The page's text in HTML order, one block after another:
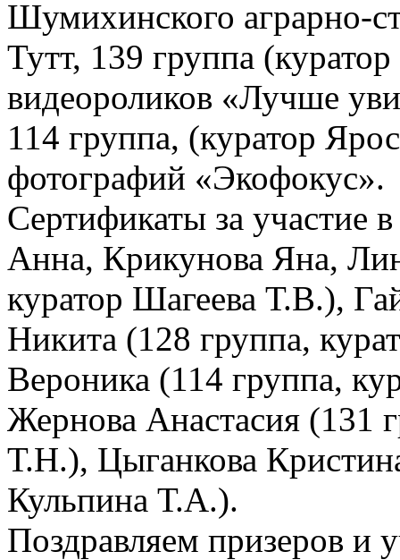
Шумихинского аграрно-
Тутт, 139 группа
видеороликов «Лучше
114 группа, (куратор
фотографий «Экофокус».
Сертификаты за участие
Анна, Крикунова Яна,
куратор Шагеева Т.В.),
Никита (128 группа,
Вероника (114 группа,
Жернова Анастасия (131
Т.Н.), Цыганкова
Кульпина Т.А.).
Поздравляем призеров и